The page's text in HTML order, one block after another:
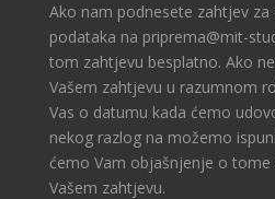
Ako nam podnesete zahtjev za
podataka na priprema@mit-
tom zahtjevu besplatno. Ako
Vašem zahtjevu u razumnom
Vas o datumu kada ćemo
nekog razlog na možemo
ćemo Vam objašnjenje o
Vašem zahtjevu.